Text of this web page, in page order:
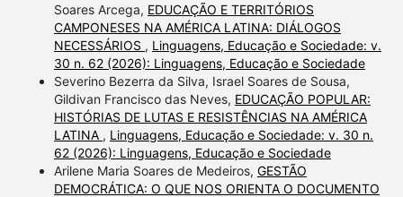
Soares Arcega, EDUCAÇÃO E TERRITÓRIOS
CAMPONESES NA AMÉRICA LATINA: DIÁLOGOS
NECESSÁRIOS , Linguagens, Educação e Sociedade: v.
30 n. 62 (2026): Linguagens, Educação e Sociedade
Severino Bezerra da Silva, Israel Soares de Sousa,
Gildivan Francisco das Neves, EDUCAÇÃO POPULAR:
HISTÓRIAS DE LUTAS E RESISTÊNCIAS NA AMÉRICA
LATINA , Linguagens, Educação e Sociedade: v. 30 n.
62 (2026): Linguagens, Educação e Sociedade
Arilene Maria Soares de Medeiros, GESTÃO
DEMOCRÁTICA: O QUE NOS ORIENTA O DOCUMENTO